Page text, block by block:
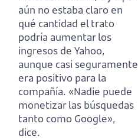
aún no estaba claro en
qué cantidad el trato
podría aumentar los
ingresos de Yahoo,
aunque casi seguramente
era positivo para la
compañía. «Nadie puede
monetizar las búsquedas
tanto como Google»,
dice.